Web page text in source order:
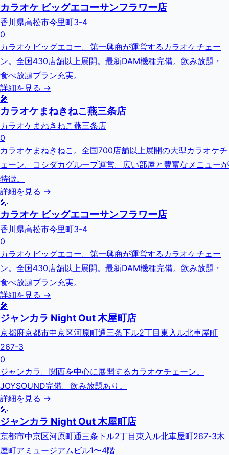
カラオケ ビッグエコーサンフラワー店
香川県高松市今里町3-4
0
カラオケビッグエコー。第一興商が運営するカラオケチェー
ン。全国430店舗以上展開。最新DAM機種完備。飲み放題・
食べ放題プラン充実。
詳細を見る →
🎤
カラオケまねきねこ燕三条店
カラオケまねきねこ燕三条店
0
カラオケまねきねこ。全国700店舗以上展開の大型カラオケチ
ェーン。コシダカグループ運営。広い部屋と豊富なメニューが
特徴。
詳細を見る →
🎤
カラオケ ビッグエコーサンフラワー店
香川県高松市今里町3-4
0
カラオケビッグエコー。第一興商が運営するカラオケチェー
ン。全国430店舗以上展開。最新DAM機種完備。飲み放題・
食べ放題プラン充実。
詳細を見る →
🎤
ジャンカラ Night Out 木屋町店
京都府京都市中京区河原町通三条下ル2丁目東入ル北車屋町
267-3
0
ジャンカラ。関西を中心に展開するカラオケチェーン。
JOYSOUND完備。飲み放題あり。
詳細を見る →
🎤
ジャンカラ Night Out 木屋町店
京都市中京区河原町通三条下ル2丁目東入ル北車屋町267-3木
屋町アミュージアムビル1〜4階